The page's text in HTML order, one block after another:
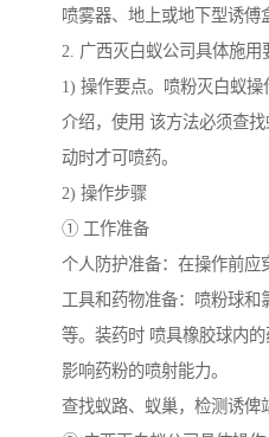
喷雾器、地上或地下型诱傅
2. 广西灭白蚁公司具体施
1) 操作要点。喷粉灭白蚁
介绍，使用 该方法必须查
动时才可喷药。
2) 操作步骤
① 工作准备
个人防护准备：在操作前应
工具和药物准备：喷粉球和
等。装药时 喷具橡胶球内
影响药粉的喷射能力。
查找蚁路、蚁巢，检测诱俾